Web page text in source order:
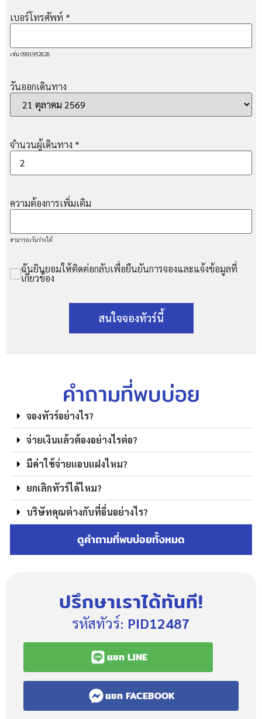
เบอร์โทรศัพท์ *
เช่น 0991952828
วันออกเดินทาง
จำนวนผู้เดินทาง *
ความต้องการเพิ่มเติม
สามารถเว้นว่างได้
ฉันยินยอมให้ติดต่อกลับเพื่อยืนยันการจองและแจ้งข้อมูลที่
เกี่ยวข้อง
สนใจจองทัวร์นี้
คำถามที่พบบ่อย
จองทัวร์อย่างไร?
จ่ายเงินแล้วต้องอย่างไรต่อ?
มีค่าใช้จ่ายแอบแฝงไหม?
ยกเลิกทัวร์ได้ไหม?
บริษัทคุณต่างกับที่อื่นอย่างไร?
ดูคำถามที่พบบ่อยทั้งหมด
ปรึกษาเราได้ทันที!
รหัสทัวร์: PID12487
แชท LINE
แชท FACEBOOK